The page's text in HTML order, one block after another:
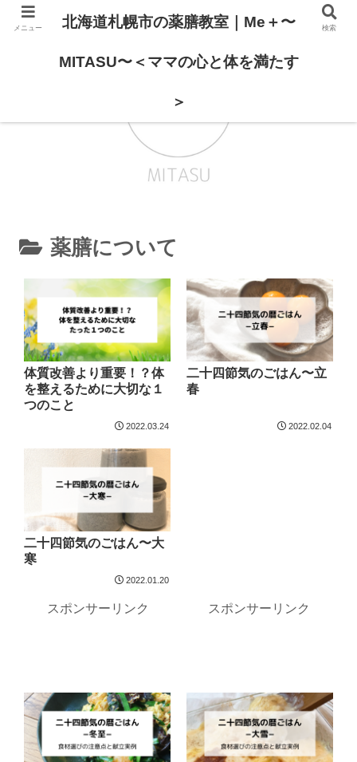
薬膳について
体質改善より重要！？体
を整えるために大切な１
つのこと
2022.03.24
二十四節気のごはん〜立
春
2022.02.04
二十四節気のごはん〜大
寒
2022.01.20
スポンサーリンク スポンサーリンク
メニュー 北海道札幌市の薬膳教室｜Me＋〜
MITASU〜＜ママの心と体を満たす
＞
検索